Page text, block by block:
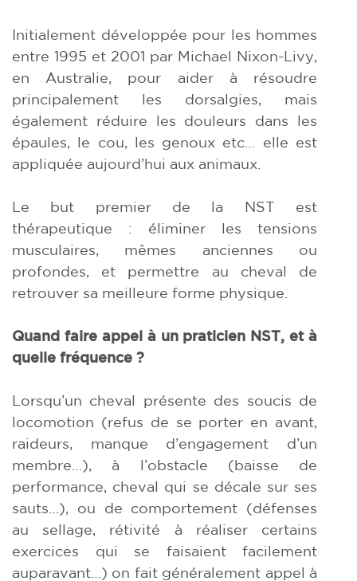
Initialement développée pour les hommes
entre 1995 et 2001 par Michael Nixon-Livy,
en Australie, pour aider à résoudre
principalement les dorsalgies, mais
également réduire les douleurs dans les
épaules, le cou, les genoux etc… elle est
appliquée aujourd’hui aux animaux.
Le but premier de la NST est
thérapeutique : éliminer les tensions
musculaires, mêmes anciennes ou
profondes, et permettre au cheval de
retrouver sa meilleure forme physique.
Quand faire appel à un praticien NST, et à
quelle fréquence ?
Lorsqu’un cheval présente des soucis de
locomotion (refus de se porter en avant,
raideurs, manque d’engagement d’un
membre…), à l’obstacle (baisse de
performance, cheval qui se décale sur ses
sauts…), ou de comportement (défenses
au sellage, rétivité à réaliser certains
exercices qui se faisaient facilement
auparavant…) on fait généralement appel à